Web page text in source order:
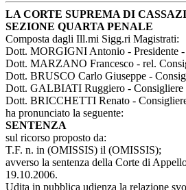
LA CORTE SUPREMA DI
SEZIONE QUARTA PENALE
Composta dagli Ill.mi Sigg.ri Magistrati:
Dott. MORGIGNI Antonio - Presidente -
Dott. MARZANO Francesco - rel.
Dott. BRUSCO Carlo Giuseppe -
Dott. GALBIATI Ruggiero - Consigliere
Dott. BRICCHETTI Renato -
ha pronunciato la seguente:
SENTENZA
sul ricorso proposto da:
T.F. n. in (OMISSIS) il (OMISSIS);
avverso la sentenza della Corte di
19.10.2006.
Udita in pubblica udienza la relazione